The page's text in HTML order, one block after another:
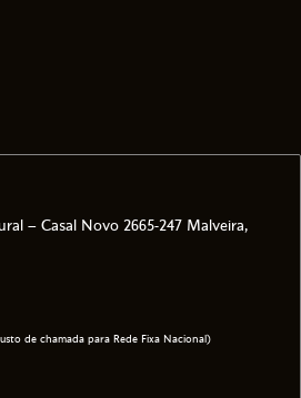
– Casal Novo 2665-247 Malveira,
de chamada para Rede Fixa Nacional)